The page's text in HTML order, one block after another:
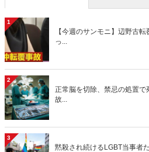
1
【今週のサンモニ】辺野古
っ...
2
正常脳を切除、禁忌の処置
故...
3
黙殺され続けるLGBT当事者